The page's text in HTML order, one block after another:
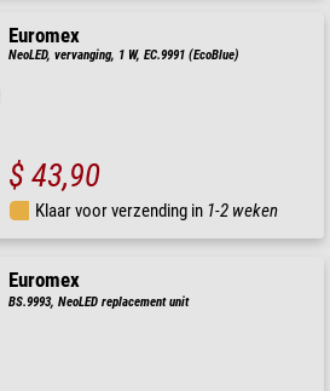
Euromex
NeoLED, vervanging, 1 W, EC.9991 (EcoBlue)
$ 43,90
Klaar voor verzending in 1-2 weken
Euromex
BS.9993, NeoLED replacement unit